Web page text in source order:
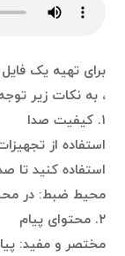
برای تهیه یک
، به نکات زیر
۱. کیفیت صدا
استفاده از
استفاده کنید تا
محیط ضبط: در
۲. محتوای پیام
مختصر و مفید: